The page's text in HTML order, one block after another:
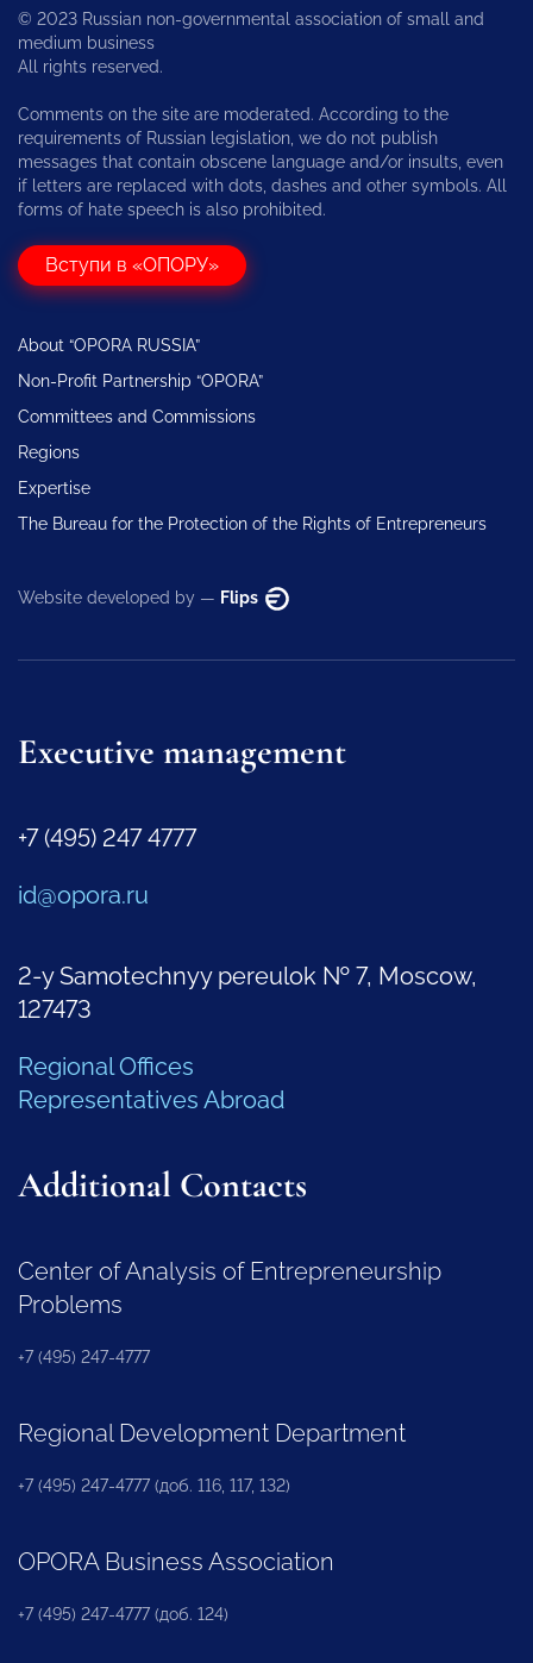
© 2023 Russian non-governmental association of small and
medium business
All rights reserved.
Comments on the site are moderated. According to the
requirements of Russian legislation, we do not publish
messages that contain obscene language and/or insults, even
if letters are replaced with dots, dashes and other symbols. All
forms of hate speech is also prohibited.
Вступи в «ОПОРУ»
About “OPORA RUSSIA”
Non-Profit Partnership “OPORA”
Committees and Commissions
Regions
Expertise
The Bureau for the Protection of the Rights of Entrepreneurs
Website developed by — Flips
Executive management
+7 (495) 247 4777
id@opora.ru
2-y Samotechnyy pereulok № 7, Moscow,
127473
Regional Offices
Representatives Abroad
Additional Contacts
Center of Analysis of Entrepreneurship
Problems
+7 (495) 247-4777
Regional Development Department
+7 (495) 247-4777 (доб. 116, 117, 132)
OPORA Business Association
+7 (495) 247-4777 (доб. 124)